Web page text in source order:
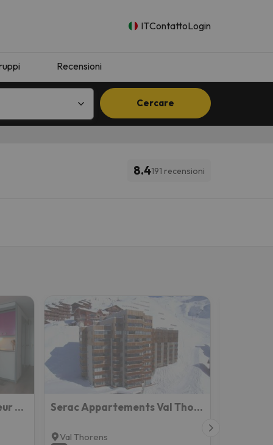
ITContattoLogin
Recensioni
Cercare
8.4191 recensioni
Appartement cosy au coeur de Val Thorens - 4 pers., 2 pièces, skis aux pieds, confort garanti - FR-1 Serac Appartements Val Thorens Immobilier
Val Thorens